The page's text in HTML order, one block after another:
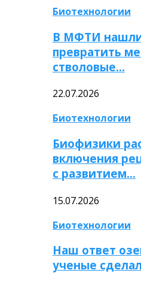
Биотехнологии
В МФТИ нашли
превратить
стволовые…
22.07.2026
Биотехнологии
Биофизики
включения
с развитием…
15.07.2026
Биотехнологии
Наш ответ
ученые